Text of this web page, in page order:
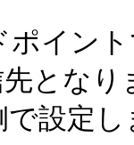
ポイン
とな
設定し